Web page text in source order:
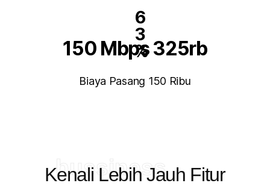
6
3
%
150 Mbps 325rb
Biaya Pasang 150 Ribu
bussiness
Kenali Lebih Jauh Fitur